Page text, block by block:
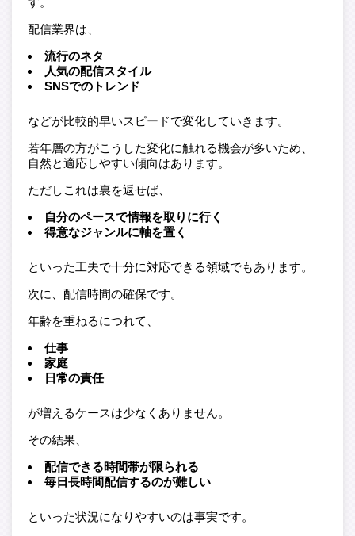
配信業界は、
流行のネタ
人気の配信スタイル
SNSでのトレンド
などが比較的早いスピードで変化していきます。
若年層の方がこうした変化に触れる機会が多いため、
自然と適応しやすい傾向はあります。
ただしこれは裏を返せば、
自分のペースで情報を取りに行く
得意なジャンルに軸を置く
といった工夫で十分に対応できる領域でもあります。
次に、配信時間の確保です。
年齢を重ねるにつれて、
仕事
家庭
日常の責任
が増えるケースは少なくありません。
その結果、
配信できる時間帯が限られる
毎日長時間配信するのが難しい
といった状況になりやすいのは事実です。